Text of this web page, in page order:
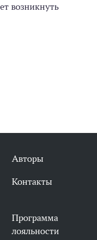
возникнуть
Авторы
Контакты
Программа
лояльности